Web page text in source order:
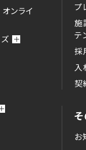
ンライ
プ
施
テ
採
入
契
お